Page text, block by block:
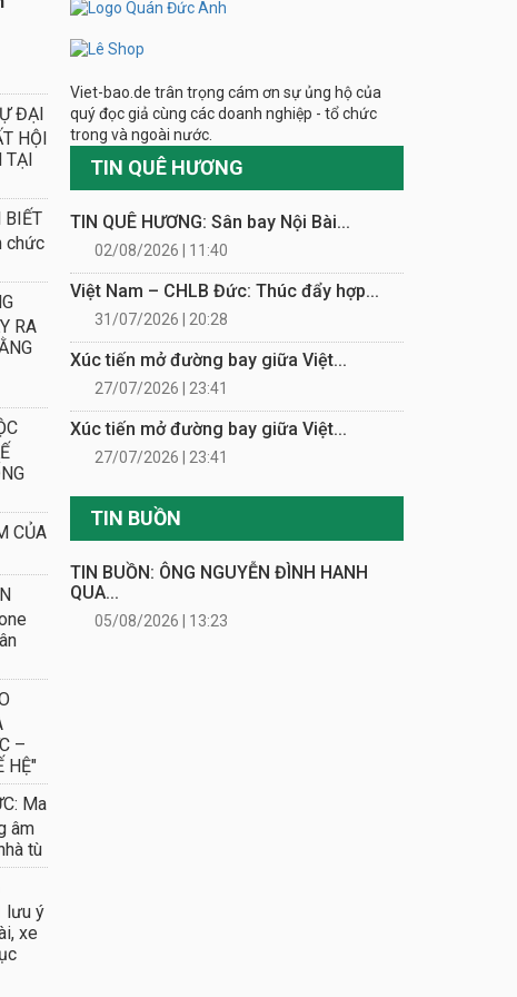
ĐẠI
HỘI
TẠI
BIẾT
chức
RA
CỦA
–
HỆ"
Ma
âm
tù
lưu ý
xe
Viet-bao.de trân trọng cám ơn sự ủng hộ của
quý đọc giả cùng các doanh nghiệp - tổ chức
trong và ngoài nước.
TIN QUÊ HƯƠNG
TIN QUÊ HƯƠNG: Sân bay Nội Bài...
02/08/2026 | 11:40
Việt Nam – CHLB Đức: Thúc đẩy hợp...
31/07/2026 | 20:28
Xúc tiến mở đường bay giữa Việt...
27/07/2026 | 23:41
Xúc tiến mở đường bay giữa Việt...
27/07/2026 | 23:41
TIN BUỒN
TIN BUỒN: ÔNG NGUYỄN ĐÌNH HANH
QUA...
05/08/2026 | 13:23